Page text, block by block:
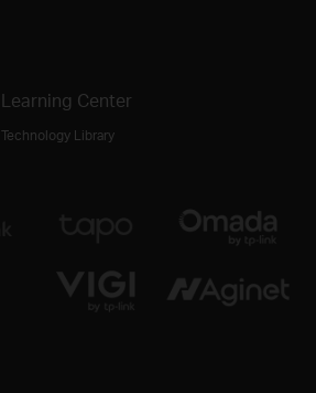
Learning Center
Technology Library